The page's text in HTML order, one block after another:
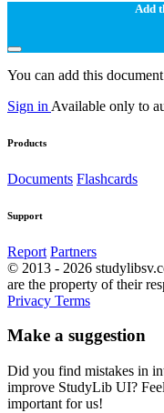
Add
You can add this
Sign in Available only to
Products
Documents Flashcards
Support
Report Partners
© 2013 - 2026
are the property of their
Privacy Terms
Make a suggestion
Did you find mistakes in
improve StudyLib UI?
important for us!